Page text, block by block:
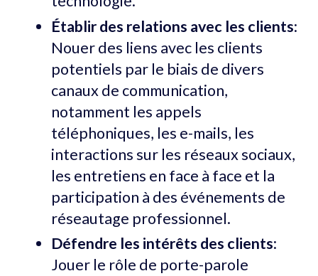
Établir des relations avec les clients:
Nouer des liens avec les clients
potentiels par le biais de divers
canaux de communication,
notamment les appels
téléphoniques, les e-mails, les
interactions sur les réseaux sociaux,
les entretiens en face à face et la
participation à des événements de
réseautage professionnel.
Défendre les intérêts des clients:
Jouer le rôle de porte-parole